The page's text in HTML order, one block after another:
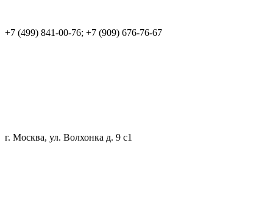
+7 (499) 841-00-76; +7 (909) 676-76-67
г. Москва, ул. Волхонка д. 9 с1